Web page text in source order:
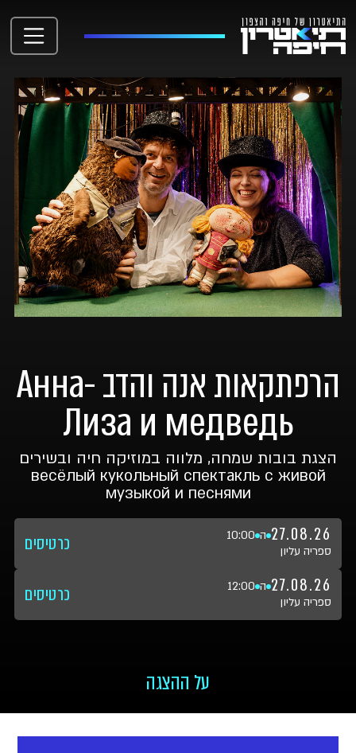
הרפתקאות אנה והדב Анна-
Лиза и медведь
הצגת בובות שמחה, מלווה במוזיקה חיה ובשירים
весёлый кукольный спектакль с живой
музыкой и песнями
27.08.26 ה 10:00
ספריה עליון
כרטיסים
27.08.26 ה 12:00
ספריה עליון
כרטיסים
על ההצגה